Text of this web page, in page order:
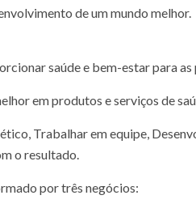
de um mundo melhor.
saúde e bem-estar para as
em produtos e serviços de
Trabalhar em equipe,
o resultado.
por três negócios: